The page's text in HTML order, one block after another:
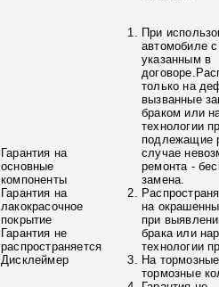
Гарантия на
основные
компоненты
Гарантия на
лакокрасочное
покрытие
Гарантия не
распространяется
Дисклеймер
При
автомобиле
указанным в
только на
вызванные
браком или
технологии
подлежащие
случае
ремонта -
замена.
на
при
брака или
технологии
На
тормозные